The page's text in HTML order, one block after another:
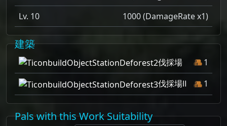
Lv. 10
1000 (DamageRate x1)
建築
伐採場
1
伐採場Ⅱ
1
Pals with this Work Suitability